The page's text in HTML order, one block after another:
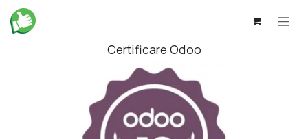
Sari la conținut
Certificare Odoo